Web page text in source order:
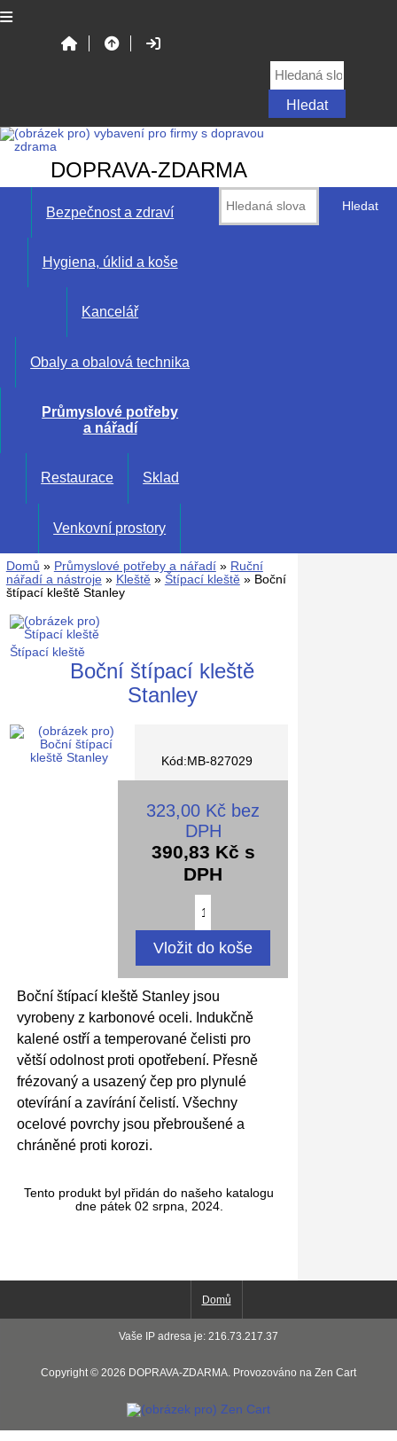
DOPRAVA-ZDARMA
Bezpečnost a zdraví
Hygiena, úklid a koše
Kancelář
Obaly a obalová technika
Průmyslové potřeby
a nářadí
Restaurace Sklad
Venkovní prostory
Domů » Průmyslové potřeby a nářadí» Ruční
nářadí a nástroje» Kleště» Štípací kleště» Boční
štípací kleště Stanley
Štípací kleště
Boční štípací kleště
Stanley
Kód:MB-827029
323,00 Kč bez
DPH
390,83 Kč s
DPH
Boční štípací kleště Stanley jsou
vyrobeny z karbonové oceli. Indukčně
kalené ostří a temperované čelisti pro
větší odolnost proti opotřebení. Přesně
frézovaný a usazený čep pro plynulé
otevírání a zavírání čelistí. Všechny
ocelové povrchy jsou přebroušené a
chráněné proti korozi.
Tento produkt byl přidán do našeho katalogu
dne pátek 02 srpna, 2024.
Domů
Vaše IP adresa je: 216.73.217.37
Copyright © 2026 DOPRAVA-ZDARMA . Provozováno na Zen Cart